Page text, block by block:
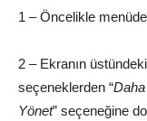
1 – Öncelikle
2 – Ekranın
seçeneklerden “
Yönet” seçeneğine